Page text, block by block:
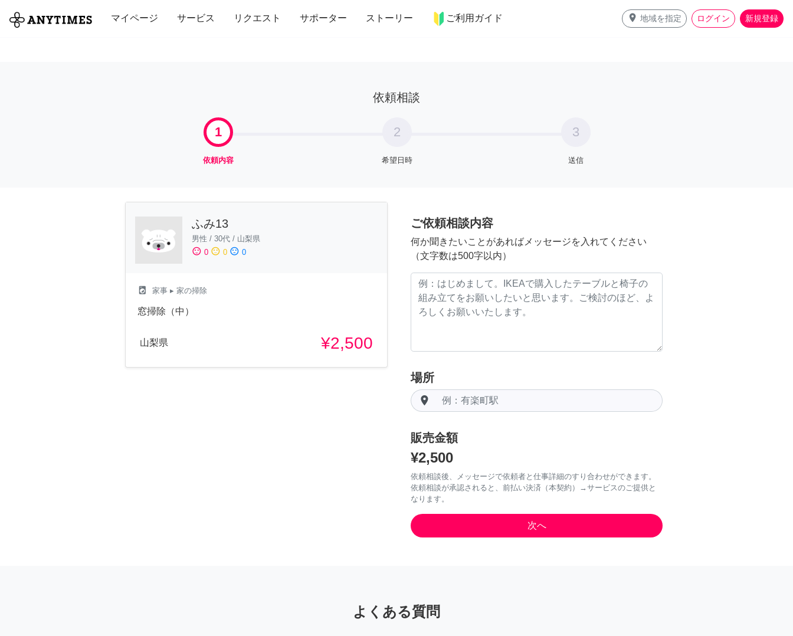
マイページ サービス リクエスト サポーター ストーリー ご利用ガイド place 地域を指定 ログイン 新規登録
全て 修理・組立 家事 引っ越し インテリア 趣味・習い事 ペット 料理
依頼相談
1
依頼内容
2
希望日時
3
送信
ふみ13
男性 / 30代 / 山梨県
sentiment_satisfied 0 sentiment_neutral 0 sentiment_dissatisfied 0
local_laundry_service 家事 ▸ 家の掃除
窓掃除（中）
山梨県 ¥2,500
ご依頼相談内容
何か聞きたいことがあればメッセージを入れてください
（文字数は500字以内）
場所
room
販売金額
¥2,500
依頼相談後、メッセージで依頼者と仕事詳細のすり合わせができます。
依頼相談が承認されると、前払い決済（本契約）→サービスのご提供と
なります。
よくある質問